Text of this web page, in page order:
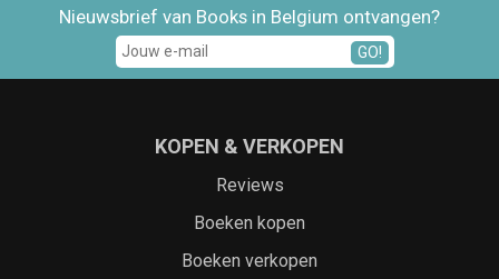
Nieuwsbrief van Books in Belgium ontvangen?
GO!
KOPEN & VERKOPEN
Reviews
Boeken kopen
Boeken verkopen